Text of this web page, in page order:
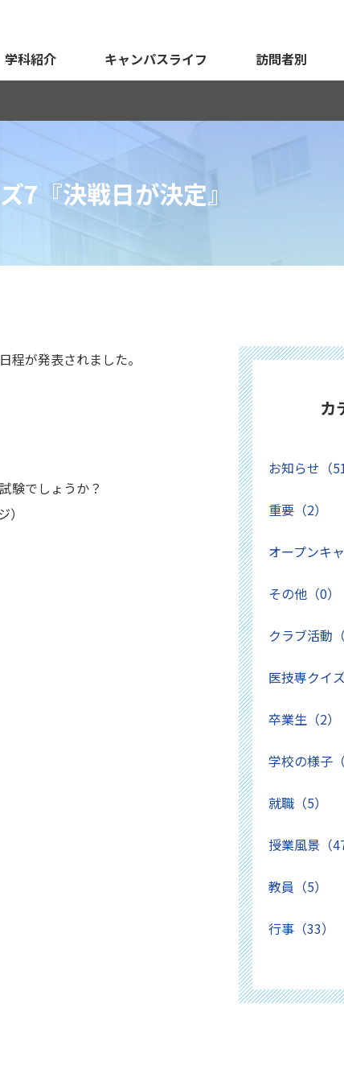
学科紹介 キャンパスライフ 訪問者別
7『決戦日が決定』
が発表されました。
験でしょうか？
カ
お知らせ（
重要（2）
オープンキ
その他（0）
クラブ活動（
医技専クイズ
卒業生（2）
学校の様子（
就職（5）
授業風景（47
教員（5）
行事（33）